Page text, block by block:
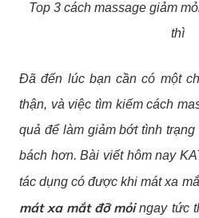
Top 3 cách massage giảm
thì
Đã đến lúc bạn cần có một
thận, và việc tìm kiếm cách
quả để làm giảm bớt tình
bách hơn. Bài viết hôm nay
tác dụng có được khi mát xa
mát xa mắt đỡ mỏingay tức